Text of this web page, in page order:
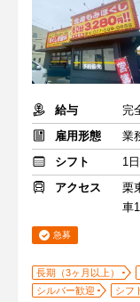
給与
雇用形態
業
シフト
1
アクセス
栗
車
急募
長期（3ヶ月以上）
シルバー歓迎
シフ